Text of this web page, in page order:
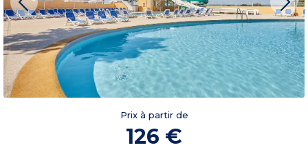
Prix à partir de
126 €